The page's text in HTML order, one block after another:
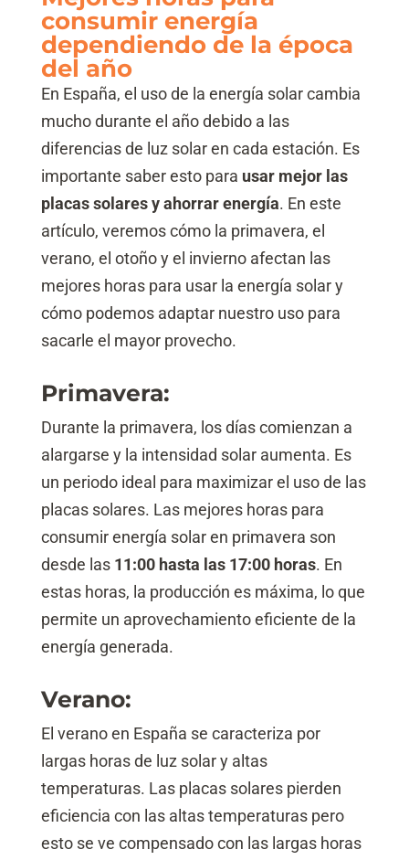
consumir energía
dependiendo de la época
del año
En España, el uso de la energía solar cambia
mucho durante el año debido a las
diferencias de luz solar en cada estación. Es
importante saber esto para usar mejor las
placas solares y ahorrar energía. En este
artículo, veremos cómo la primavera, el
verano, el otoño y el invierno afectan las
mejores horas para usar la energía solar y
cómo podemos adaptar nuestro uso para
sacarle el mayor provecho.
Primavera:
Durante la primavera, los días comienzan a
alargarse y la intensidad solar aumenta. Es
un periodo ideal para maximizar el uso de las
placas solares. Las mejores horas para
consumir energía solar en primavera son
desde las 11:00 hasta las 17:00 horas. En
estas horas, la producción es máxima, lo que
permite un aprovechamiento eficiente de la
energía generada.
Verano:
El verano en España se caracteriza por
largas horas de luz solar y altas
temperaturas. Las placas solares pierden
eficiencia con las altas temperaturas pero
esto se ve compensado con las largas horas